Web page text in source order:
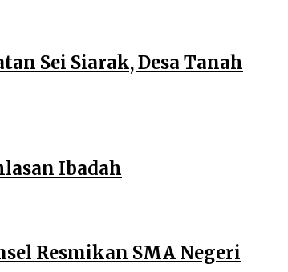
Sei Siarak, Desa Tanah
Ibadah
Resmikan SMA Negeri